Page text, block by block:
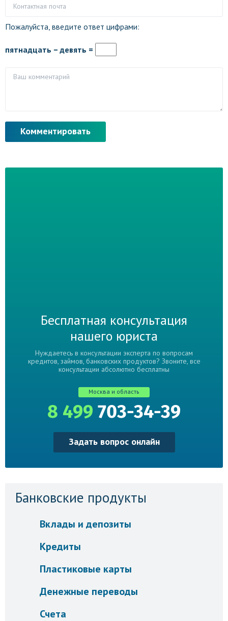
Пожалуйста, введите ответ цифрами:
пятнадцать − девять =
Бесплатная консультация
нашего юриста
Нуждаетесь в консультации эксперта по вопросам
кредитов, займов, банковских продуктов? Звоните, все
консультации абсолютно бесплатны
Москва и область
8 499 703-34-39
Задать вопрос онлайн
Банковские продукты
Вклады и депозиты
Кредиты
Пластиковые карты
Денежные переводы
Счета